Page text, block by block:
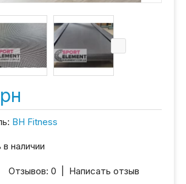
BH Fitness
в наличии
Отзывов: 0 Написать отзыв